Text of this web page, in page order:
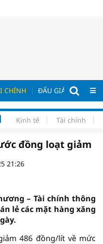
CHÍNH ĐẤU GIÁ - ĐẤU
Kinh tế Tài chính
đồng loạt giảm
21:26
– Tài chính thông
lẻ các mặt hàng xăng
486 đồng/lít về mức